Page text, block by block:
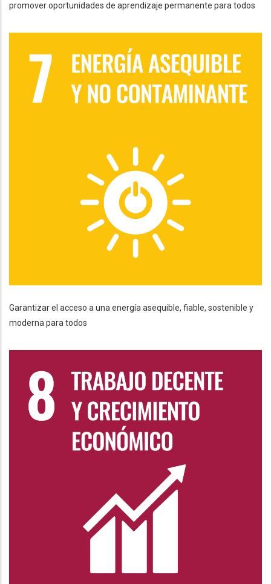
promover oportunidades de aprendizaje permanente para todos
Garantizar el acceso a una energía asequible, fiable, sostenible y
moderna para todos